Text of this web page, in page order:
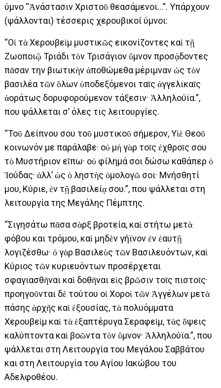
ύμνο “Ἀνάστασιν Χριστοῦ θεασάμενοι…”. Υπάρχουν
(ψάλλονται) τέσσερις χερουβικοί ύμνοι:
“Οἱ τὰ Χερουβεὶμ μυστικῶς εικονίζοντες καὶ τῇ
Ζωοποιῷ Τριάδι τὸν Τρισάγιον ὕμνον προσᾴδοντες
πᾶσαν την βιωτικὴν ἀποθώμεθα μέριμναν ὠς τὸν
βασιλέα τῶν ὃλων ὑποδεξόμενοι ταῖς ἀγγελικαῖς
ἀοράτως δορυφορούμενον τάξεσιν· Ἀλληλούϊα.”,
που ψάλλεται σ’ όλες τις λειτουργίες.
“Τοῦ Δείπνου σου τοῦ μυστικοῦ σήμερον, Υἱὲ Θεοῦ
κοινωνόν με παράλαβε· οὐ μὴ γὰρ τοῖς ἐχθροῖς σου
τὸ Μυστήριον εἴπω· οὐ φίλημά σοι δώσω καθάπερ ὁ
Ἰούδας· ἀλλ’ ὡς ὁ ληστὴς ὁμολογῶ σοι· Μνήσθητί
μου, Κύριε, ἐν τῇ βασιλείᾳ σου.”, που ψάλλεται στη
λειτουργία της Μεγάλης Πέμπτης.
“Σιγησάτω πᾶσα σὰρξ βροτεία, καὶ στήτω μετὰ
φόβου και τρόμου, καὶ μηδὲν γήϊνον ἐν ἑαυτῇ
λογιζέσθω· ὁ γὰρ Βασιλεὺς τῶν Βασιλευόντων, καὶ
Κύριος τῶν κυριευόντων προσέρχεται
σφαγιασθῆναι καὶ δοθῆναι εἰς βρῶσιν τοῖς πιστοῖς·
προηγοῦνται δὲ τούτου οἱ Χοροὶ τῶν Ἀγγέλων μετὰ
πάσης ἀρχῆς καὶ ἐξουσίας, τὰ πολυόμματα
Χερουβεὶμ καὶ τὰ ἑξαπτέρυγα Σεραφεὶμ, τὰς ὄψεις
καλύπτοντα καὶ βοῶντα τὸν ὕμνον· Ἀλληλούϊα.”, που
ψάλλεται στη Λειτουργία του Μεγάλου Σαββάτου
και στη Λειτουργία του Αγίου Ιακώβου του
Αδελφοθέου.